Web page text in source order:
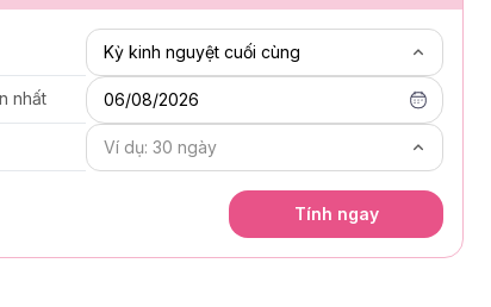
nhất 06/08/2026
Tính ngay